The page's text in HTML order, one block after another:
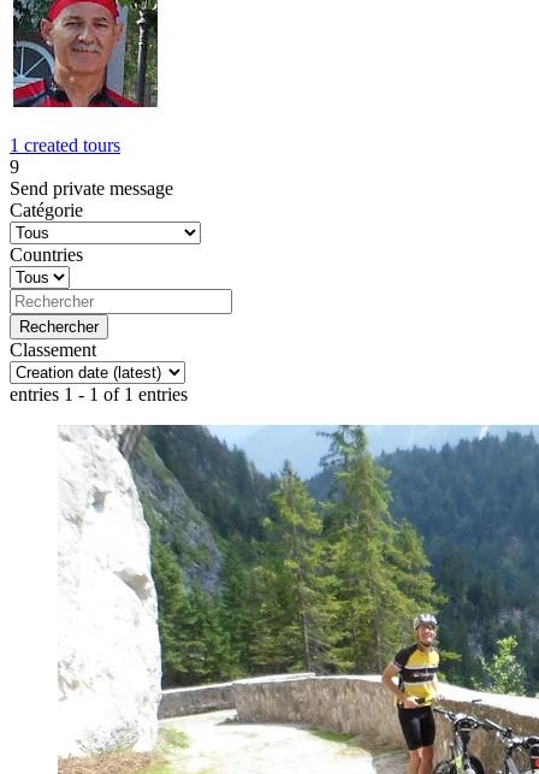
1 created tours
9
Send private message
Catégorie
Countries
Classement
entries 1 - 1 of 1 entries